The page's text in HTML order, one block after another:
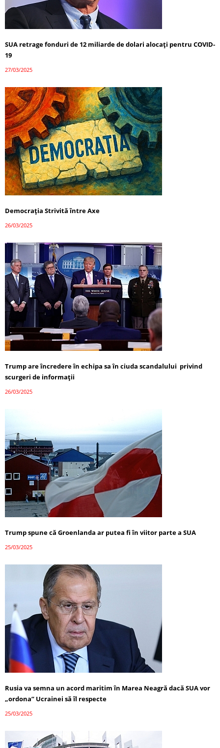
SUA retrage fonduri de 12 miliarde de dolari alocați pentru COVID-
19
27/03/2025
Democrația Strivită între Axe
26/03/2025
Trump are încredere în echipa sa în ciuda scandalului privind
scurgeri de informații
26/03/2025
Trump spune că Groenlanda ar putea fi în viitor parte a SUA
25/03/2025
Rusia va semna un acord maritim în Marea Neagră dacă SUA vor
„ordona” Ucrainei să îl respecte
25/03/2025